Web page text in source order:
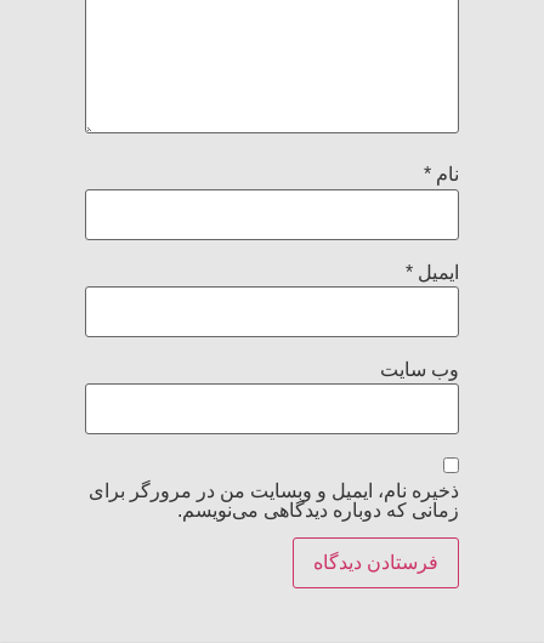
نام*
ایمیل*
وب‌ سایت
ذخیره نام، ایمیل و وبسایت من در مرورگر برای
زمانی که دوباره دیدگاهی می‌نویسم.